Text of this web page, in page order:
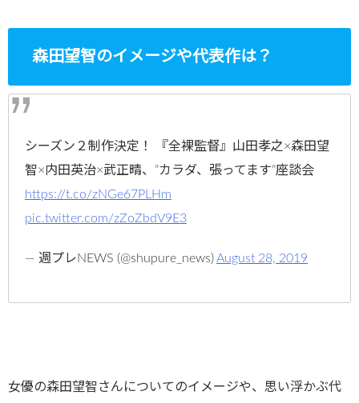
森田望智のイメージや代表作は？
シーズン２制作決定！ 『全裸監督』山田孝之×森田望
智×内田英治×武正晴、”カラダ、張ってます”座談会
https://t.co/zNGe67PLHm
pic.twitter.com/zZoZbdV9E3
— 週プレNEWS (@shupure_news)August 28, 2019
女優の森田望智さんについてのイメージや、思い浮かぶ代